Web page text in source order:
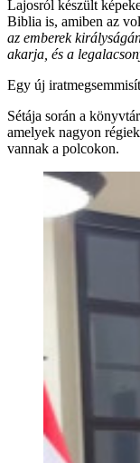
Lajosról készült
Biblia is, amiben az
az emberek
akarja, és a
Egy új
Sétája során a
amelyek nagyon
vannak a polcokon.